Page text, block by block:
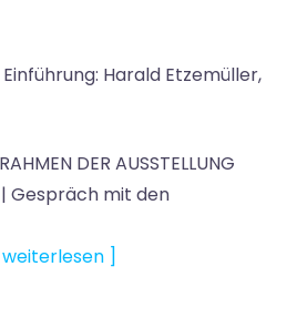
Einführung: Harald Etzemüller,
DER AUSSTELLUNG
| Gespräch mit den
weiterlesen ]